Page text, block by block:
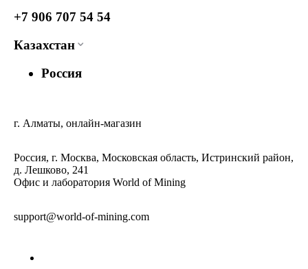
+7 906 707 54 54
Казахстан
Россия
г. Алматы, онлайн-магазин
Россия, г. Москва, Московская область, Истринский район,
д. Лешково, 241
Офис и лаборатория World of Mining
support@world-of-mining.com